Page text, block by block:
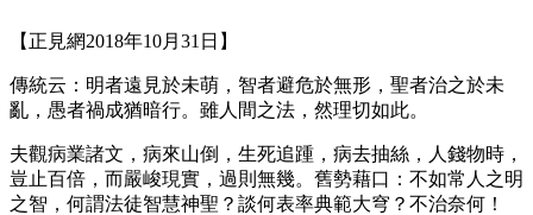
【正見網2018年10月31日】
傳統云：明者遠見於未萌，智者避危於無形，聖者治之於未
亂，愚者禍成猶暗行。雖人間之法，然理切如此。
夫觀病業諸文，病來山倒，生死追踵，病去抽絲，人錢物時，
豈止百倍，而嚴峻現實，過則無幾。舊勢藉口：不如常人之明
之智，何謂法徒智慧神聖？談何表率典範大穹？不治奈何！